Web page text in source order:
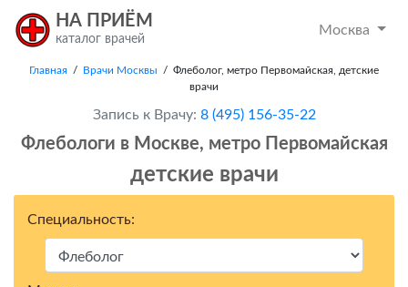
НА ПРИЁМ
каталог врачей
Москва
Главная / Врачи Москвы / Флеболог, метро Первомайская, детские
врачи
Запись к Врачу: 8 (495) 156-35-22
Флебологи в Москвe, метро Первомайская
детские врачи
Специальность: